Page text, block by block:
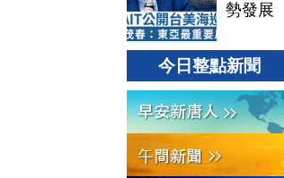
勢發展
今日整點新聞